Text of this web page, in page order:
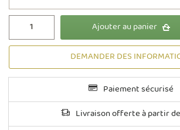
Ajouter au panier
DEMANDER DES
Paiement sécurisé
Livraison offerte à partir